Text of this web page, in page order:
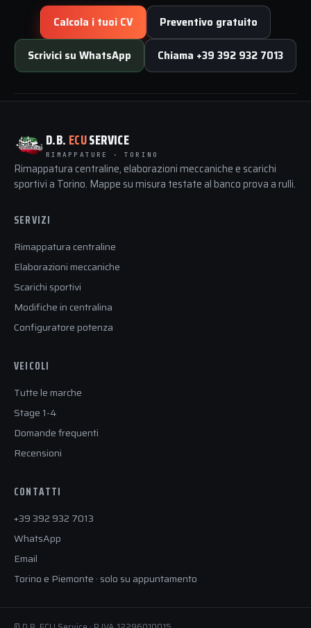
Calcola i tuoi CV Preventivo gratuito
Scrivici su WhatsApp Chiama +39 392 932 7013
D.B. ECUSERVICE
RIMAPPATURE · TORINO
Rimappatura centraline, elaborazioni meccaniche e scarichi
sportivi a Torino. Mappe su misura testate al banco prova a rulli.
SERVIZI
Rimappatura centraline
Elaborazioni meccaniche
Scarichi sportivi
Modifiche in centralina
Configuratore potenza
VEICOLI
Tutte le marche
Stage 1-4
Domande frequenti
Recensioni
CONTATTI
+39 392 932 7013
WhatsApp
Email
Torino e Piemonte · solo su appuntamento